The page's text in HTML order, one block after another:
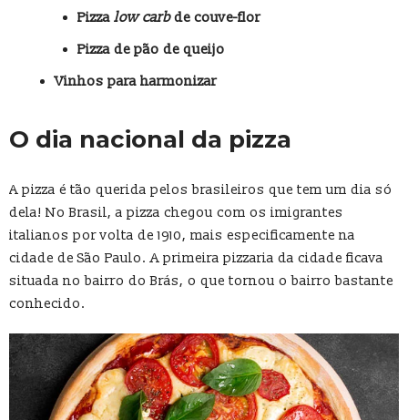
Pizza low carbde couve-flor
Pizza de pão de queijo
Vinhos para harmonizar
O dia nacional da pizza
A pizza é tão querida pelos brasileiros que tem um dia só
dela! No Brasil, a pizza chegou com os imigrantes
italianos por volta de 1910, mais especificamente na
cidade de São Paulo. A primeira pizzaria da cidade ficava
situada no bairro do Brás, o que tornou o bairro bastante
conhecido.